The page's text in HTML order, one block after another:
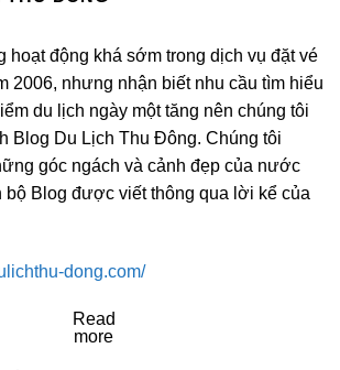
hoạt động khá sớm trong dịch vụ đặt vé
2006, nhưng nhận biết nhu cầu tìm hiểu
du lịch ngày một tăng nên chúng tôi
Blog Du Lịch Thu Đông. Chúng tôi
góc ngách và cảnh đẹp của nước
bộ Blog được viết thông qua lời kể của
dong.com/
Read
more